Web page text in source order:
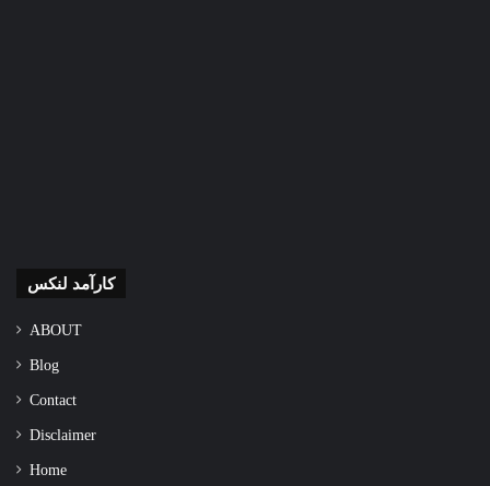
کارآمد لنکس
ABOUT
Blog
Contact
Disclaimer
Home